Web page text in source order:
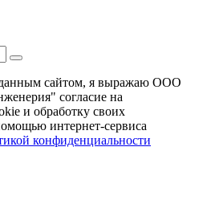
данным сайтом, я выражаю ООО
согласие на
и обработку своих
интернет-сервиса
конфиденциальности